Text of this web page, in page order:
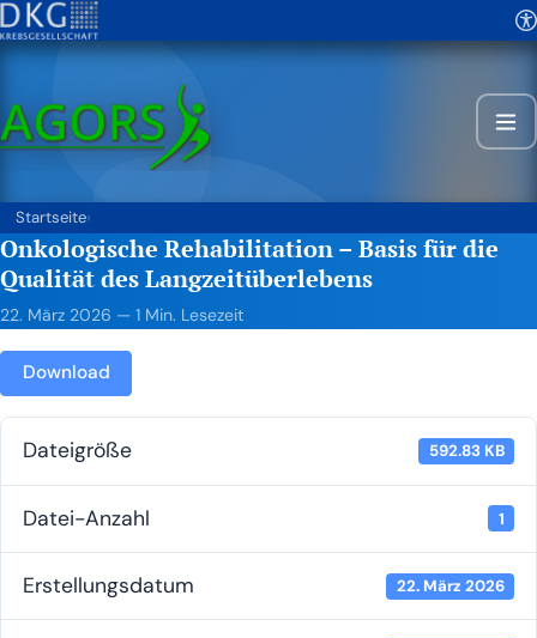
Startseite›
Onkologische Rehabilitation – Basis für die
Qualität des Langzeitüberlebens
22. März 2026 — 1 Min. Lesezeit
Down­load
Datei­grö­ße 592.83 KB
Datei-Anzahl 1
Erstel­lungs­da­tum 22. März 2026